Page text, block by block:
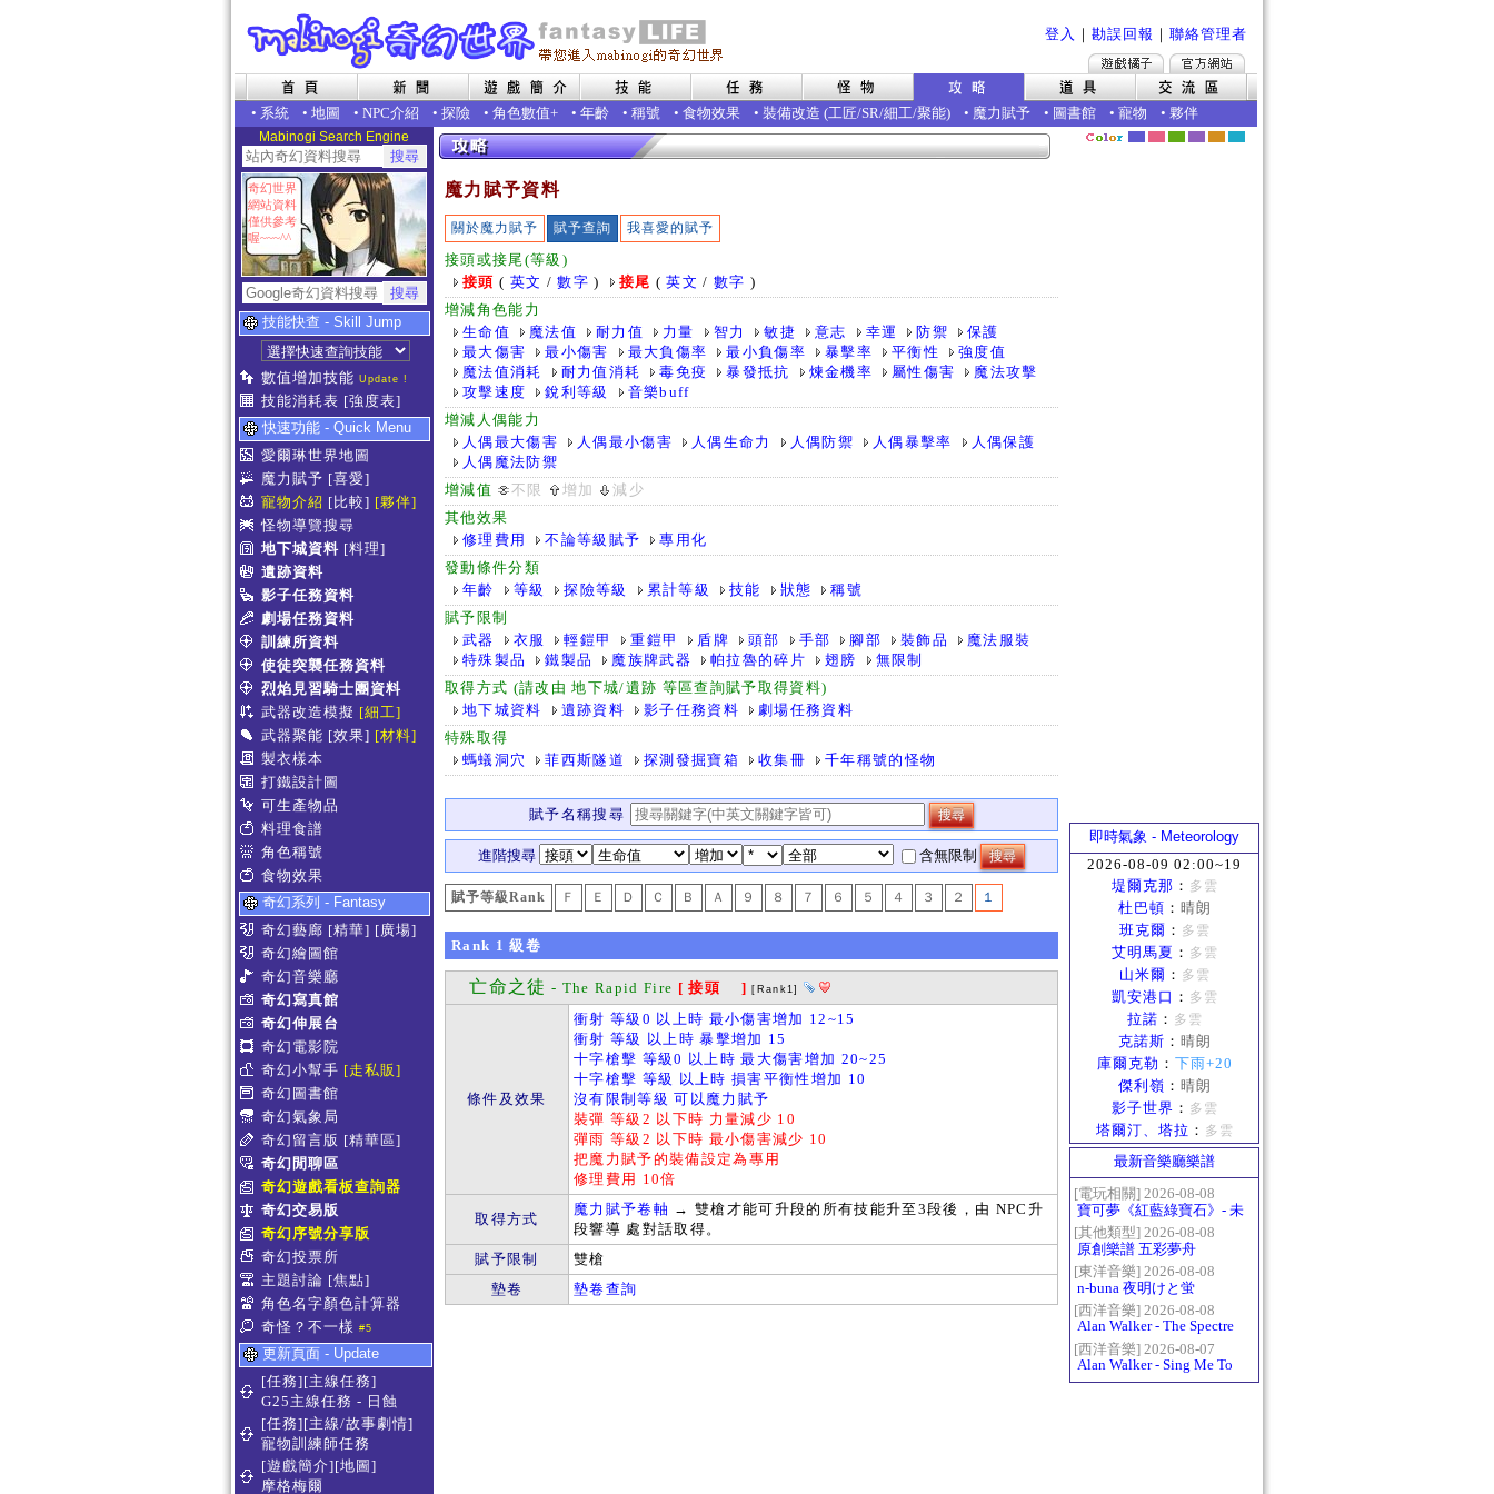
登入 ｜ 勘誤回報 ｜ 聯絡管理者
• 系統 • 地圖 • NPC介紹 • 探險 • 角色數值+ • 年齡 • 稱號 • 食物效果 • 裝備改造 (工匠/SR/細工/聚能) • 魔力賦予 • 圖書館 • 寵物 • 夥伴
Mabinogi Search Engine
奇幻世界
網站資料
僅供參考
喔~~~^^
技能快查 - Skill Jump
數值增加技能 Update !
技能消耗表 [強度表]
快速功能 - Quick Menu
愛爾琳世界地圖
魔力賦予 [喜愛]
寵物介紹 [比較] [夥伴]
怪物導覽搜尋
地下城資料 [料理]
遺跡資料
影子任務資料
劇場任務資料
訓練所資料
使徒突襲任務資料
烈焰見習騎士團資料
武器改造模擬 [細工]
武器聚能 [效果] [材料]
製衣樣本
打鐵設計圖
可生產物品
料理食譜
角色稱號
食物效果
奇幻系列 - Fantasy
奇幻藝廊 [精華] [廣場]
奇幻繪圖館
奇幻音樂廳
奇幻寫真館
奇幻伸展台
奇幻電影院
奇幻小幫手 [走私販]
奇幻圖書館
奇幻氣象局
奇幻留言版 [精華區]
奇幻閒聊區
奇幻遊戲看板查詢器
奇幻交易版
奇幻序號分享版
奇幻投票所
主題討論 [焦點]
角色名字顏色計算器
奇怪？不一樣 #5
更新頁面 - Update
[任務][主線任務]
G25主線任務 - 日蝕
[任務][主線/故事劇情]
寵物訓練師任務
[遊戲簡介][地圖]
摩格梅爾
魔力賦予資料
關於魔力賦予 賦予查詢 我喜愛的賦予
接頭或接尾(等級)
接頭 ( 英文 /數字 ) 接尾 (英文 /數字 )
增減角色能力
生命值
魔法值 耐力值 力量 智力 敏捷 意志 幸運 防禦
保護
最大傷害
最小傷害 最大負傷率 最小負傷率 暴擊率 平衡性
強度值
魔法值消耗
耐力值消耗 毒免疫 暴發抵抗 煉金機率 屬性傷害
魔法攻擊
攻擊速度
銳利等級
音樂buff
增減人偶能力
人偶最大傷害
人偶最小傷害 人偶生命力 人偶防禦 人偶暴擊率
人偶保護
人偶魔法防禦
增減值
不限 增加
減少
其他效果
修理費用
不論等級賦予
專用化
發動條件分類
年齡
等級 探險等級 累計等級 技能 狀態
稱號
賦予限制
武器
衣服 輕鎧甲 重鎧甲 盾牌 頭部 手部 腳部 裝飾品
魔法服裝
特殊製品
鐵製品 魔族牌武器 帕拉魯的碎片 翅膀
無限制
取得方式 (請改由 地下城/遺跡 等區查詢賦予取得資料)
地下城資料
遺跡資料 影子任務資料
劇場任務資料
特殊取得
螞蟻洞穴
菲西斯隧道 探測發掘寶箱 收集冊 千年稱號的怪物
賦予名稱搜尋
進階搜尋 含無限制
賦予等級Rank Ｆ Ｅ Ｄ Ｃ Ｂ Ａ ９ ８ ７ ６ ５ ４ ３ ２ １
Rank 1 級卷
亡命之徒 - The Rapid Fire [ 接頭 ] [Rank1]
條件及效果
衝射 等級0 以上時 最小傷害增加 12~15
衝射 等級 以上時 暴擊增加 15
十字槍擊 等級0 以上時 最大傷害增加 20~25
十字槍擊 等級 以上時 損害平衡性增加 10
沒有限制等級 可以魔力賦予
裝彈 等級2 以下時 力量減少 10
彈雨 等級2 以下時 最小傷害減少 10
把魔力賦予的裝備設定為專用
修理費用 10倍
取得方式
魔力賦予卷軸 → 雙槍才能可升段的所有技能升至3段後，由 NPC升
段響導 處對話取得。
賦予限制
雙槍
墊卷
墊卷查詢
即時氣象 - Meteorology
2026-08-09 02:00~19
堤爾克那 ： 多雲
杜巴頓 ： 晴朗
班克爾 ： 多雲
艾明馬夏 ： 多雲
山米爾 ： 多雲
凱安港口 ： 多雲
拉諾 ： 多雲
克諾斯 ： 晴朗
庫爾克勒 ： 下雨+20
傑利嶺 ： 晴朗
影子世界 ： 多雲
塔爾汀、塔拉 ： 多雲
最新音樂廳樂譜
[電玩相關] 2026-08-08
寶可夢《紅藍綠寶石》- 未
白鎮BGM (Littleroot Town)
[其他類型] 2026-08-08
原創樂譜 五彩夢舟
[東洋音樂] 2026-08-08
n-buna 夜明けと蛍
[西洋音樂] 2026-08-08
Alan Walker - The Spectre
[西洋音樂] 2026-08-07
Alan Walker - Sing Me To
Sleep